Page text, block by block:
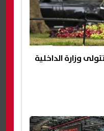
وزارة الداخلية